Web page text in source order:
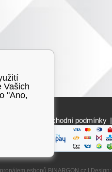
Obchodní podmínky |
eshopů BINARGON.cz | Design:
Vašich
"Ano,